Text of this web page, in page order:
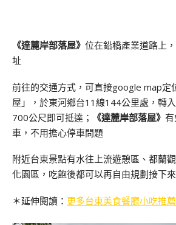
《達麓岸部落屋》 位在鉛橋產業道路上
址
前往的交通方式，可直接google map定
屋」，於東河鄉台11線144公里處，轉
700公尺即可抵達；
《達麓岸部落屋》
車，不用擔心停車問題
附近台東景點有水往上流遊憩區、都蘭
化園區，吃飽後都可以再自由規劃接下
＊延伸閱讀： 更多台東美食餐廳小吃推薦